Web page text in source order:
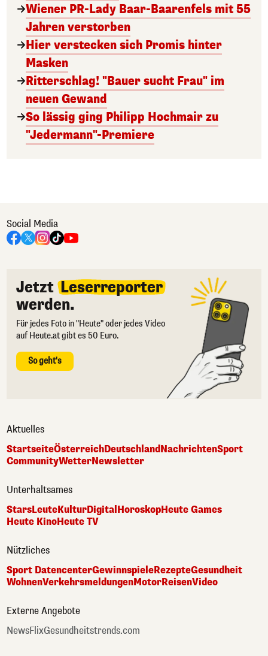
Wiener PR-Lady Baar-Baarenfels mit 55
Jahren verstorben
Hier verstecken sich Promis hinter
Masken
Ritterschlag! "Bauer sucht Frau" im
neuen Gewand
So lässig ging Philipp Hochmair zu
"Jedermann"-Premiere
Social Media
Jetzt Leserreporter
werden.
Für jedes Foto in "Heute" oder jedes Video
auf Heute.at gibt es 50 Euro.
So geht's
Aktuelles
StartseiteÖsterreichDeutschlandNachrichtenSport
CommunityWetterNewsletter
Unterhaltsames
StarsLeuteKulturDigital HoroskopHeute Games
Heute KinoHeute TV
Nützliches
Sport DatencenterGewinnspieleRezepteGesundheit
WohnenVerkehrsmeldungenMotorReisenVideo
Externe Angebote
NewsFlixGesundheitstrends.com